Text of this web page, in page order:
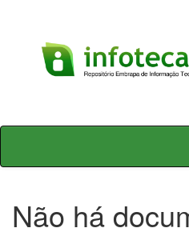
Skip
Não há